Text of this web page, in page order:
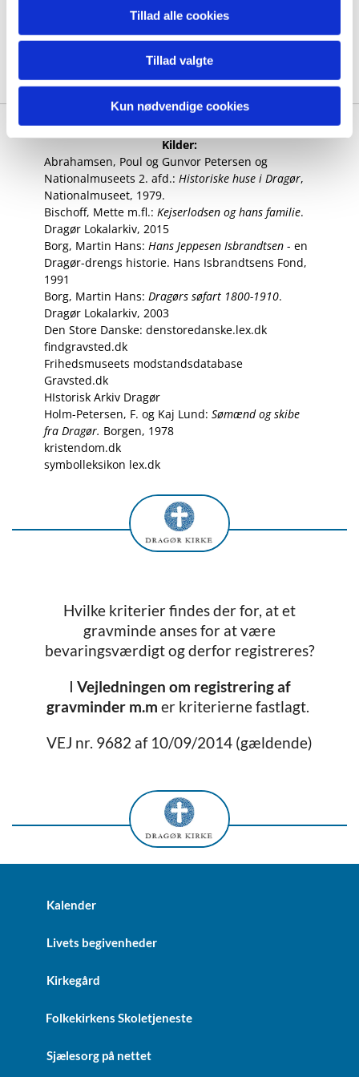
Tillad alle cookies
Tillad valgte
Kun nødvendige cookies
Christen Palm Friis m.fl Fritz Julius Madsen
Mathias Wilhelm Will
Wilhelm Wieder
Kilder:
Abrahamsen, Poul og Gunvor Petersen og
Nationalmuseets 2. afd.: Historiske huse i Dragør,
Nationalmuseet, 1979.
Bischoff, Mette m.fl.: Kejserlodsen og hans familie.
Dragør Lokalarkiv, 2015
Borg, Martin Hans: Hans Jeppesen Isbrandtsen - en
Dragør-drengs historie. Hans Isbrandtsens Fond,
1991
Borg, Martin Hans: Dragørs søfart 1800-1910.
Dragør Lokalarkiv, 2003
Den Store Danske: denstoredanske.lex.dk
findgravsted.dk
Frihedsmuseets modstandsdatabase
Gravsted.dk
HIstorisk Arkiv Dragør
Holm-Petersen, F. og Kaj Lund: Sømænd og skibe
fra Dragør. Borgen, 1978
kristendom.dk
symbolleksikon lex.dk
Hvilke kriterier findes der for, at et
gravminde anses for at være
bevaringsværdigt og derfor registreres?
I Vejledningen om registrering af
gravminder m.m er kriterierne fastlagt.
VEJ nr. 9682 af 10/09/2014 (gældende)
Kalender
Livets begivenheder
Kirkegård
Folkekirkens Skoletjeneste
Sjælesorg på nettet